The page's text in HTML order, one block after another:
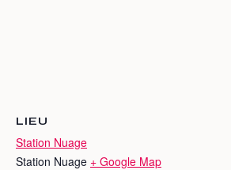
LIEU
Station Nuage
Station Nuage + Google Map